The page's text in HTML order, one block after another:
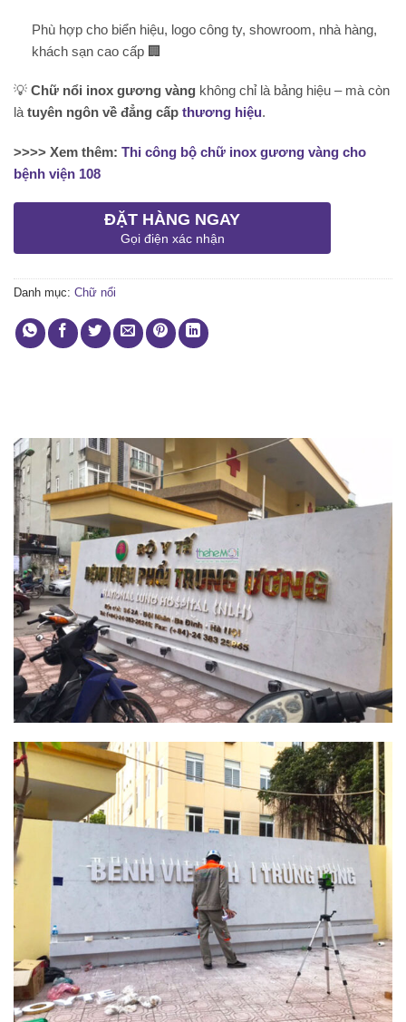
Phù hợp cho biển hiệu, logo công ty, showroom, nhà hàng,
khách sạn cao cấp 🏢
💡 Chữ nổi inox gương vàng không chỉ là bảng hiệu – mà còn
là tuyên ngôn về đẳng cấp thương hiệu.
>>>> Xem thêm: Thi công bộ chữ inox gương vàng cho
bệnh viện 108
ĐẶT HÀNG NGAY
Gọi điện xác nhận
Danh mục: Chữ nổi